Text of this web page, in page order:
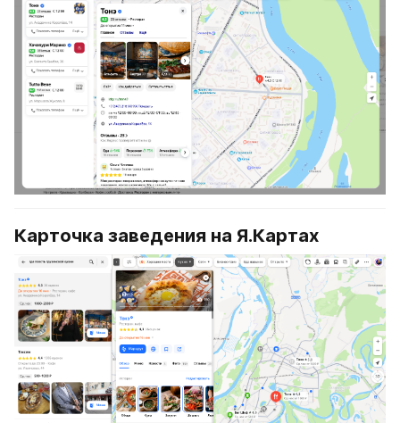
Карточка заведения на Я.Картах